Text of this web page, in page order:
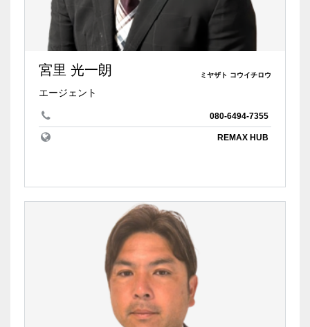
宮里 光一朗 ミヤザト コウイチロウ
エージェント
080-6494-7355
REMAX HUB